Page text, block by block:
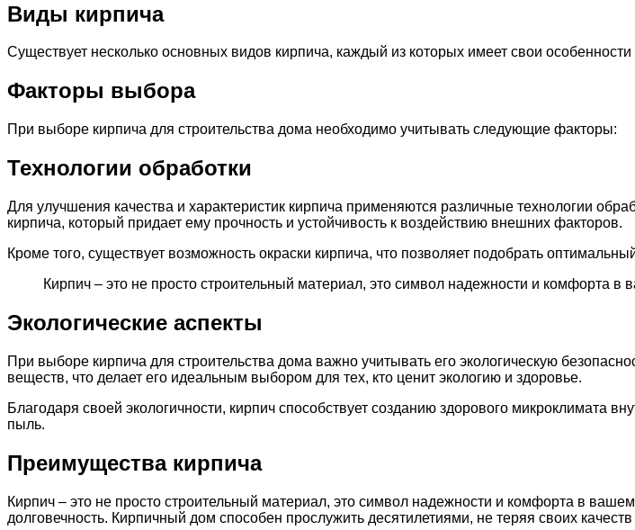
Виды кирпича
Существует несколько основных видов кирпича, каждый из которых имеет свои
Факторы выбора
При выборе кирпича для строительства дома необходимо учитывать следующие факторы:
Технологии обработки
Для улучшения качества и характеристик кирпича применяются различные технологии
кирпича, который придает ему прочность и устойчивость к воздействию внешних факторов.
Кроме того, существует возможность окраски кирпича, что позволяет подобрать
Кирпич – это не просто строительный материал, это символ надежности и комфорта в
Экологические аспекты
При выборе кирпича для строительства дома важно учитывать его экологическую
веществ, что делает его идеальным выбором для тех, кто ценит экологию и здоровье.
Благодаря своей экологичности, кирпич способствует созданию здорового микроклимата
пыль.
Преимущества кирпича
Кирпич – это не просто строительный материал, это символ надежности и комфорта в
долговечность. Кирпичный дом способен прослужить десятилетиями, не теряя своих